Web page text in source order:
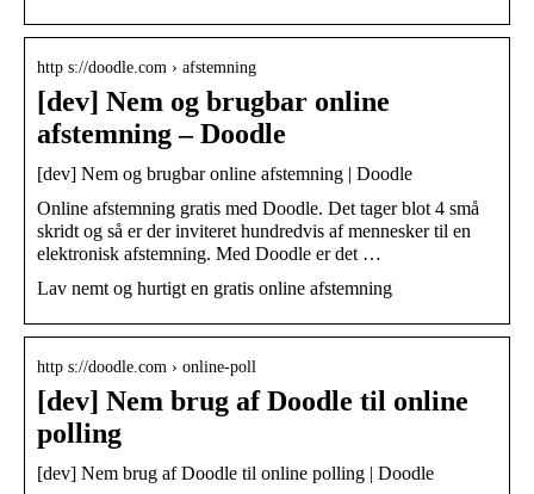
http s://doodle.com › afstemning
[dev] Nem og brugbar online
afstemning – Doodle
[dev] Nem og brugbar online afstemning | Doodle
Online afstemning gratis med Doodle. Det tager blot 4 små
skridt og så er der inviteret hundredvis af mennesker til en
elektronisk afstemning. Med Doodle er det …
Lav nemt og hurtigt en gratis online afstemning
http s://doodle.com › online-poll
[dev] Nem brug af Doodle til online
polling
[dev] Nem brug af Doodle til online polling | Doodle